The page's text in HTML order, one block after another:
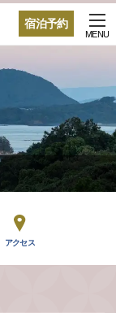
宿泊予約
MENU
アクセス